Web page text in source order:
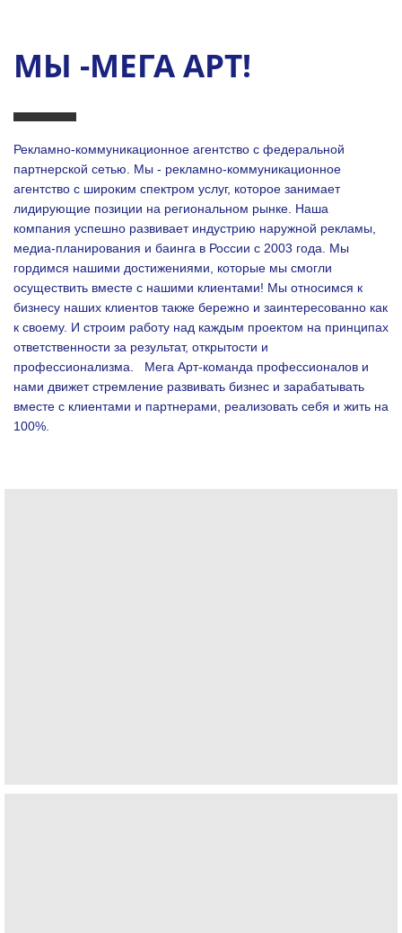
МЫ -МЕГА АРТ!
Рекламно-коммуникационное агентство с федеральной
партнерской сетью. Мы - рекламно-коммуникационное
агентство с широким спектром услуг, которое занимает
лидирующие позиции на региональном рынке. Наша
компания успешно развивает индустрию наружной рекламы,
медиа-планирования и баинга в России с 2003 года. Мы
гордимся нашими достижениями, которые мы смогли
осуществить вместе с нашими клиентами! Мы относимся к
бизнесу наших клиентов также бережно и заинтересованно как
к своему. И строим работу над каждым проектом на принципах
ответственности за результат, открытости и
профессионализма. Мега Арт-команда профессионалов и
нами движет стремление развивать бизнес и зарабатывать
вместе с клиентами и партнерами, реализовать себя и жить на
100%.